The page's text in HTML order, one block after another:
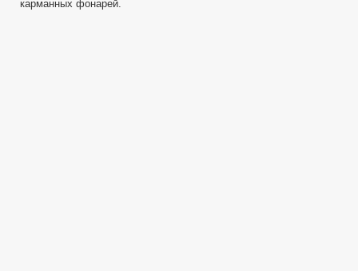
карманных фонарей.